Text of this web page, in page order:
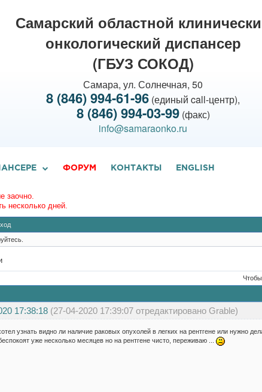
Самарский областной
онкологический диспансер
(ГБУЗ СОКОД)
Самара, ул. Солнечная, 50
8 (846) 994-61-96 (единый call-центр),
8 (846) 994-03-99(факс)
info@samaraonko.ru
ФОРУМ КОНТАКТЫ ENGLISH
заочно.
несколько дней.
17:38:18 (27-04-2020 17:39:07 отредактировано Grable)
узнать видно ли наличие раковых опухолей в легких на рентгене или нужно
уже несколько месяцев но на рентгене чисто, переживаю ...